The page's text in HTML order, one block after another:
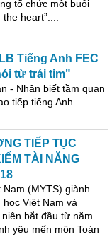
tổ chức một buổi
heart”....
Tiếng Anh FEC
từ trái tim"
- Nhận biết tầm quan
tiếp tiếng Anh...
TIẾP TỤC
TÀI NĂNG
Nam (MYTS) giành
học Việt Nam và
bắt đầu từ năm
yêu mến môn Toán